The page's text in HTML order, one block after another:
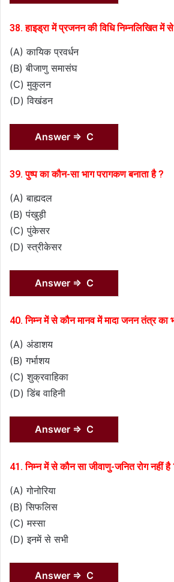
38. हाइड्रा में प्रजनन की विधि निम्नलिखित में
(A) कायिक प्रवर्धन
(B) बीजाणु समासंघ
(C) मुकुलन
(D) विखंडन
Answer ⇒ C
39. पुष्प का कौन-सा भाग परागकण बनाता है ?
(A) बाह्यदल
(B) पंखुड़ी
(C) पुंकेसर
(D) स्त्रीकेसर
Answer ⇒ C
40. निम्न में से कौन मानव में मादा जनन तंत्र का
(A) अंडाशय
(B) गर्भाशय
(C) शुक्रवाहिका
(D) डिंब वाहिनी
Answer ⇒ C
41. निम्न में से कौन सा जीवाणु-जनित रोग नहीं है
(A) गोनोरिया
(B) सिफलिस
(C) मस्सा
(D) इनमें से सभी
Answer ⇒ C